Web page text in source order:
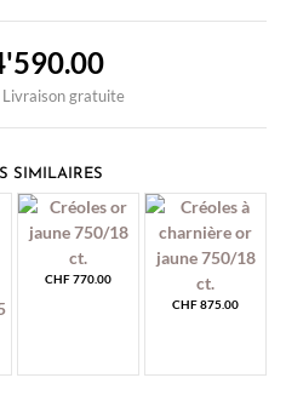
Livraison gratuite
SIMILAIRES
CHF770.00
CHF875.00